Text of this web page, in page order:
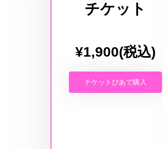
チケット
¥1,900(税込)
チケットぴあで購入